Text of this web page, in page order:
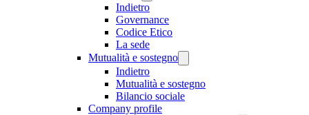
Indietro
Governance
Codice Etico
La sede
Mutualità e sostegno
Indietro
Mutualità e sostegno
Bilancio sociale
Company profile